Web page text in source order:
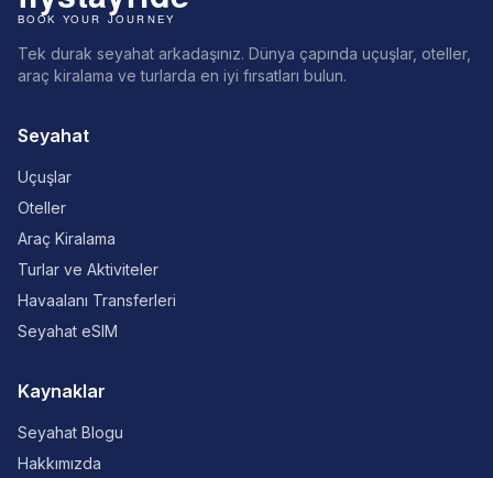
Tek durak seyahat arkadaşınız. Dünya çapında uçuşlar, oteller,
araç kiralama ve turlarda en iyi fırsatları bulun.
Seyahat
Uçuşlar
Oteller
Araç Kiralama
Turlar ve Aktiviteler
Havaalanı Transferleri
Seyahat eSIM
Kaynaklar
Seyahat Blogu
Hakkımızda